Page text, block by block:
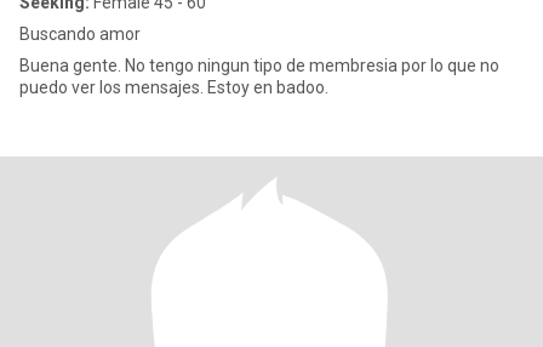
Buscando amor
Buena gente. No tengo ningun tipo de membresia por lo que no
puedo ver los mensajes. Estoy en badoo.